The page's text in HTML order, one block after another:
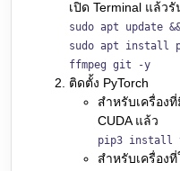
เปิด Terminal แล้ว
sudo apt update
sudo apt install
ffmpeg git -y
ติดตั้ง PyTorch
สำหรับเครื่อง
CUDA แล้ว
pip3 install
สำหรับเครื่องที่